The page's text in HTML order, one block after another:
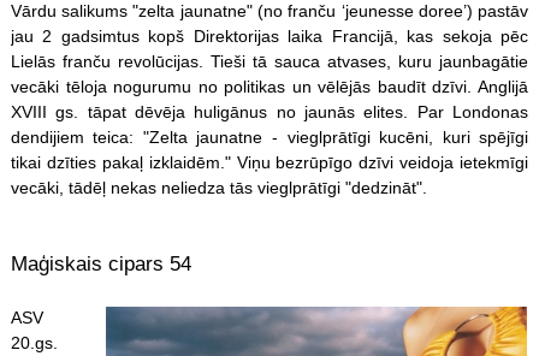
Vārdu salikums "zelta jaunatne" (no franču ‘jeunesse doree’) pastāv
jau 2 gadsimtus kopš Direktorijas laika Francijā, kas sekoja pēc
Lielās franču revolūcijas. Tieši tā sauca atvases, kuru jaunbagātie
vecāki tēloja nogurumu no politikas un vēlējās baudīt dzīvi. Anglijā
XVIII gs. tāpat dēvēja huligānus no jaunās elites. Par Londonas
dendijiem teica: "Zelta jaunatne - vieglprātīgi kucēni, kuri spējīgi
tikai dzīties pakaļ izklaidēm." Viņu bezrūpīgo dzīvi veidoja ietekmīgi
vecāki, tādēļ nekas neliedza tās vieglprātīgi "dedzināt".
Maģiskais cipars 54
ASV
20.gs.